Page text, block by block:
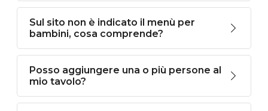
Sul sito non è indicato il menù per
bambini, cosa comprende?
Posso aggiungere una o più persone al
mio tavolo?